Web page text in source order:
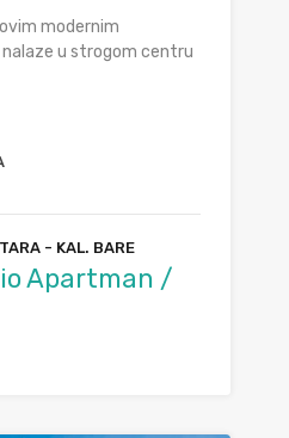
modernim
u strogom centru
- KAL. BARE
Apartman /